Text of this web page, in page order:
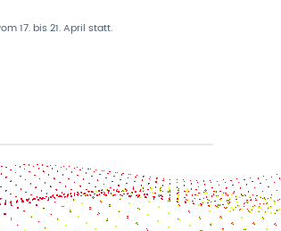
17. bis 21. April statt.